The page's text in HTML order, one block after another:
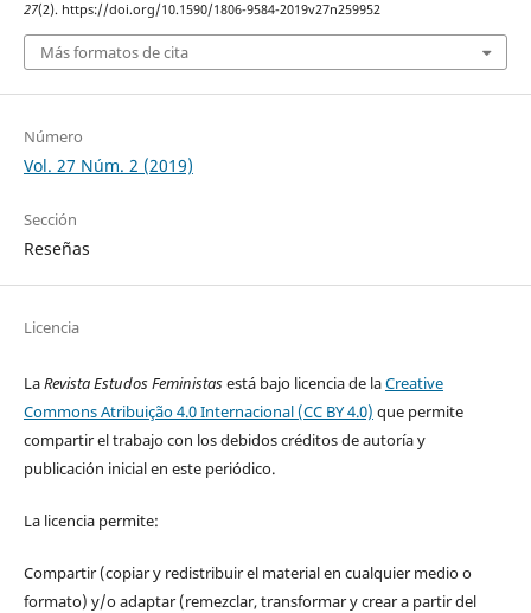
27(2). https://doi.org/10.1590/1806-9584-2019v27n259952
Más formatos de cita
Número
Vol. 27 Núm. 2 (2019)
Sección
Reseñas
Licencia
LaRevista Estudos Feministasestá bajo licencia de laCreative
Commons Atribuição 4.0 Internacional (CC BY 4.0) que permite
compartir el trabajo con los debidos créditos de autoría y
publicación inicial en este periódico.
La licencia permite:
Compartir (copiar y redistribuir el material en cualquier medio o
formato) y/o adaptar (remezclar, transformar y crear a partir del